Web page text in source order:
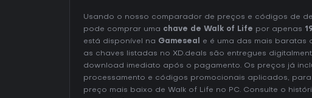
Usando o nosso comparador de preços e códigos de
pode comprar uma chave de Walk of Life por apenas
está disponível na Gameseal
e é uma das mais baratas
as chaves listadas no XD.deals são entregues
download imediato após o pagamento. Os preços já
processamento e códigos promocionais aplicados, para
preço mais baixo de Walk of Life no PC. Consulte o